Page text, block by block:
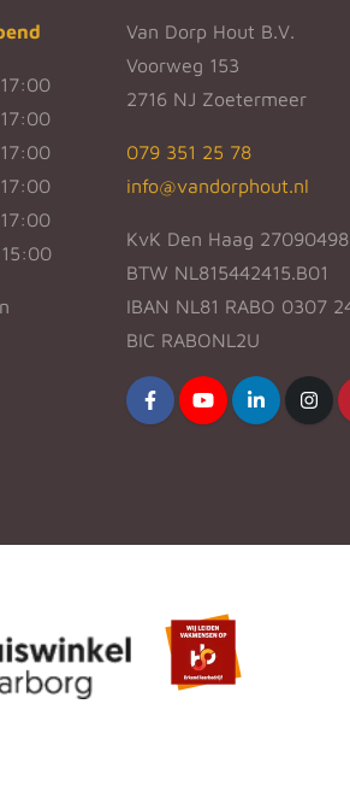
Van Dorp Hout B.V.
Voorweg 153
2716 NJ Zoetermeer
079 351 25 78
info@vandorphout.nl
KvK Den Haag 27090498
BTW NL815442415.B01
IBAN NL81 RABO 0307
BIC RABONL2U